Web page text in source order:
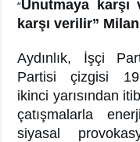
“Unutmaya
karşı verilir”
Aydınlık, İşçi
Partisi çizgisi
ikinci yarısından
çatışmalarla
siyasal